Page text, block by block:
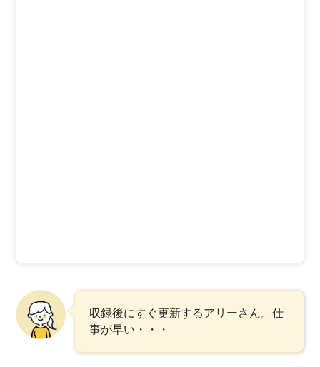
収録後にすぐ更新するアリーさん。仕
事が早い・・・